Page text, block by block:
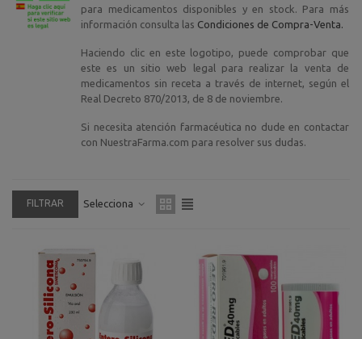
para medicamentos disponibles y en stock. Para más
información consulta las Condiciones de Compra-Venta.
Haciendo clic en este logotipo, puede comprobar que
este es un sitio web legal para realizar la venta de
medicamentos sin receta a través de internet, según el
Real Decreto 870/2013, de 8 de noviembre.
Si necesita atención farmacéutica no dude en contactar
con NuestraFarma.com para resolver sus dudas.
FILTRAR Selecciona